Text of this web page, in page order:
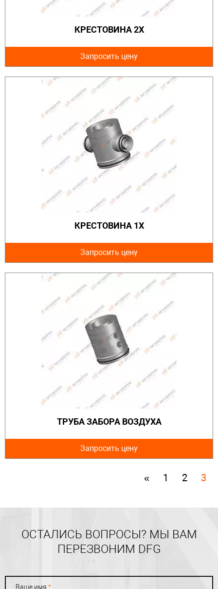
КРЕСТОВИНА 2Х
Запросить цену
КРЕСТОВИНА 1Х
Запросить цену
ТРУБА ЗАБОРА ВОЗДУХА
Запросить цену
« 1 2 3
ОСТАЛИСЬ ВОПРОСЫ? МЫ ВАМ
ПЕРЕЗВОНИМ DFG
Ваше имя *